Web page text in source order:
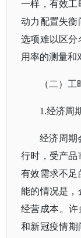
一样，有效工
动力配置失衡
选项难以区分
用率的测量和
（二）
1.经济周
经济周期
行时，受产品
有效需求不足
能的情况是，
经营成本。许
和新冠疫情期